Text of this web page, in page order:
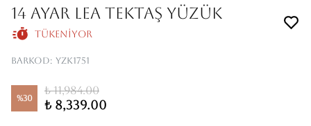
14 AYAR LEA TEKTAŞ YÜZÜK
Tükeniyor
Barkod: YZK1751
%30
₺ 11,984.00
₺ 8,339.00